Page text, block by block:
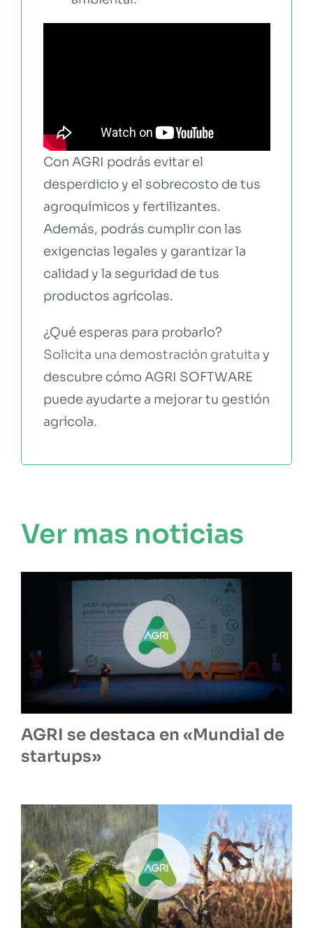
Con AGRI podrás evitar el
desperdicio y el sobrecosto de tus
agroquímicos y fertilizantes.
Además, podrás cumplir con las
exigencias legales y garantizar la
calidad y la seguridad de tus
productos agrícolas.
¿Qué esperas para probarlo?
Solicita una demostración gratuita y
descubre cómo AGRI SOFTWARE
puede ayudarte a mejorar tu gestión
agrícola.
Ver mas noticias
AGRI se destaca en «Mundial de
startups»